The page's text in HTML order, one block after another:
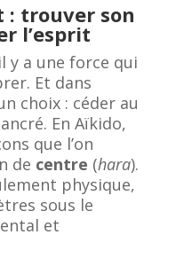
: trouver son
l’esprit
y a une force qui
Et dans
choix : céder au
En Aïkido,
que l’on
de centre (hara).
physique,
sous le
et